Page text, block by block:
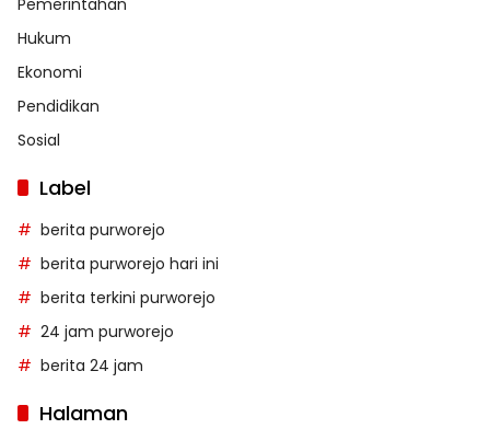
Pemerintahan
Hukum
Ekonomi
Pendidikan
Sosial
Label
berita purworejo
berita purworejo hari ini
berita terkini purworejo
24 jam purworejo
berita 24 jam
Halaman